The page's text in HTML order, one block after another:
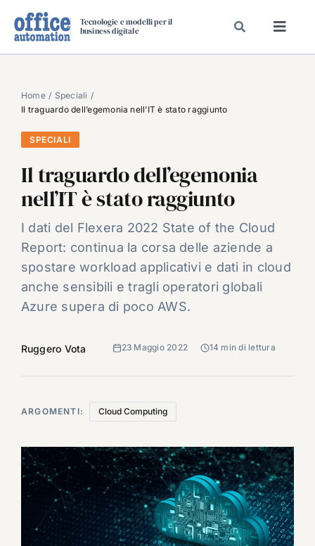
Tecnologie e modelli per il
business digitale
SPECIAL PAPER
TAVOLE ROTONDE DI REDAZIONE
DAL MERCATO
CARRIERE
VIDEO
EVENTI
CHI SIAMO
Home
Speciali
Il traguardo dell’egemonia nell’IT è stato raggiunto
SPECIALI
Il traguardo dell’egemonia
nell’IT è stato raggiunto
I dati del Flexera 2022 State of the Cloud
Report: continua la corsa delle aziende a
spostare workload applicativi e dati in cloud
anche sensibili e tragli operatori globali
Azure supera di poco AWS.
Ruggero Vota 23 Maggio 2022 14 min di lettura
ARGOMENTI: Cloud Computing